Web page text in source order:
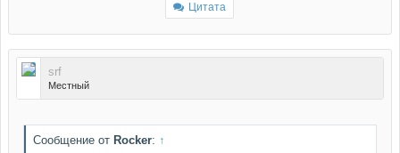
Цитата
srf
Местный
Сообщение от Rocker: ↑